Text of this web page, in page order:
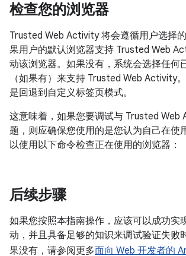
检查您的浏览器
Trusted Web Activity 将会遵循用户选择
果用户的默认浏览器支持 Trusted Web
动该浏览器。如果没有，系统会选择任何
（如果有）来支持 Trusted Web Activity
是回退到自定义标签页模式。
这意味着，如果您要调试与 Trusted Web
题，则应确保您使用的是您认为自己在使
以使用以下命令检查正在使用的浏览器：
后续步骤
如果您按照本指南操作，应该可以成功实
动，并且具备足够的知识来调试验证失败
果没有，请参阅更多面向 Web 开发者的